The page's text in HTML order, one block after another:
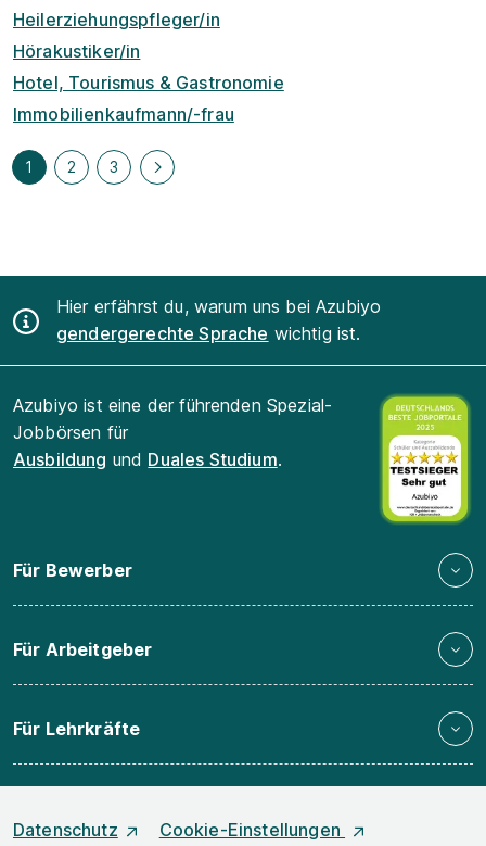
Heilerziehungspfleger/in
Hörakustiker/in
Hotel, Tourismus & Gastronomie
Immobilienkaufmann/-frau
1 2 3
Hier erfährst du, warum uns bei Azubiyo
gendergerechte Sprache wichtig ist.
Azubiyo ist eine der führenden Spezial-
Jobbörsen für
Ausbildung und Duales Studium.
Für Bewerber
Für Arbeitgeber
Für Lehrkräfte
Datenschutz Cookie-Einstellungen